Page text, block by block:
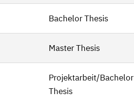
Bachelor Thesis
Master Thesis
Projektarbeit/Bachelor
Thesis